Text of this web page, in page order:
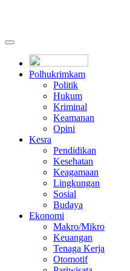
Polhukrimkam
Politik
Hukum
Kriminal
Keamanan
Opini
Kesra
Pendidikan
Kesehatan
Keagamaan
Lingkungan
Sosial
Budaya
Ekonomi
Makro/Mikro
Keuangan
Tenaga Kerja
Otomotif